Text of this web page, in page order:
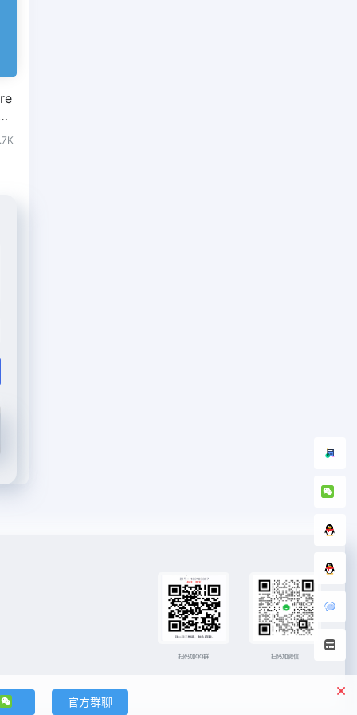
扫码加QQ群 扫码加微信
官方群聊